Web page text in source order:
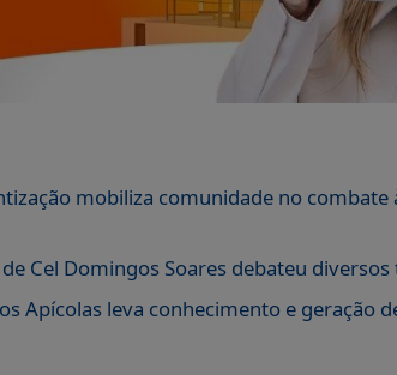
mobiliza comunidade no
Cel Domingos Soares debateu diversos
Apícolas leva conhecimento e geração